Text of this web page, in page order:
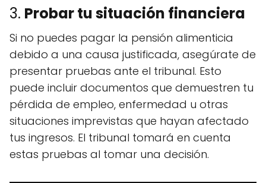
3. Probar tu situación financiera
Si no puedes pagar la pensión alimenticia
debido a una causa justificada, asegúrate de
presentar pruebas ante el tribunal. Esto
puede incluir documentos que demuestren tu
pérdida de empleo, enfermedad u otras
situaciones imprevistas que hayan afectado
tus ingresos. El tribunal tomará en cuenta
estas pruebas al tomar una decisión.